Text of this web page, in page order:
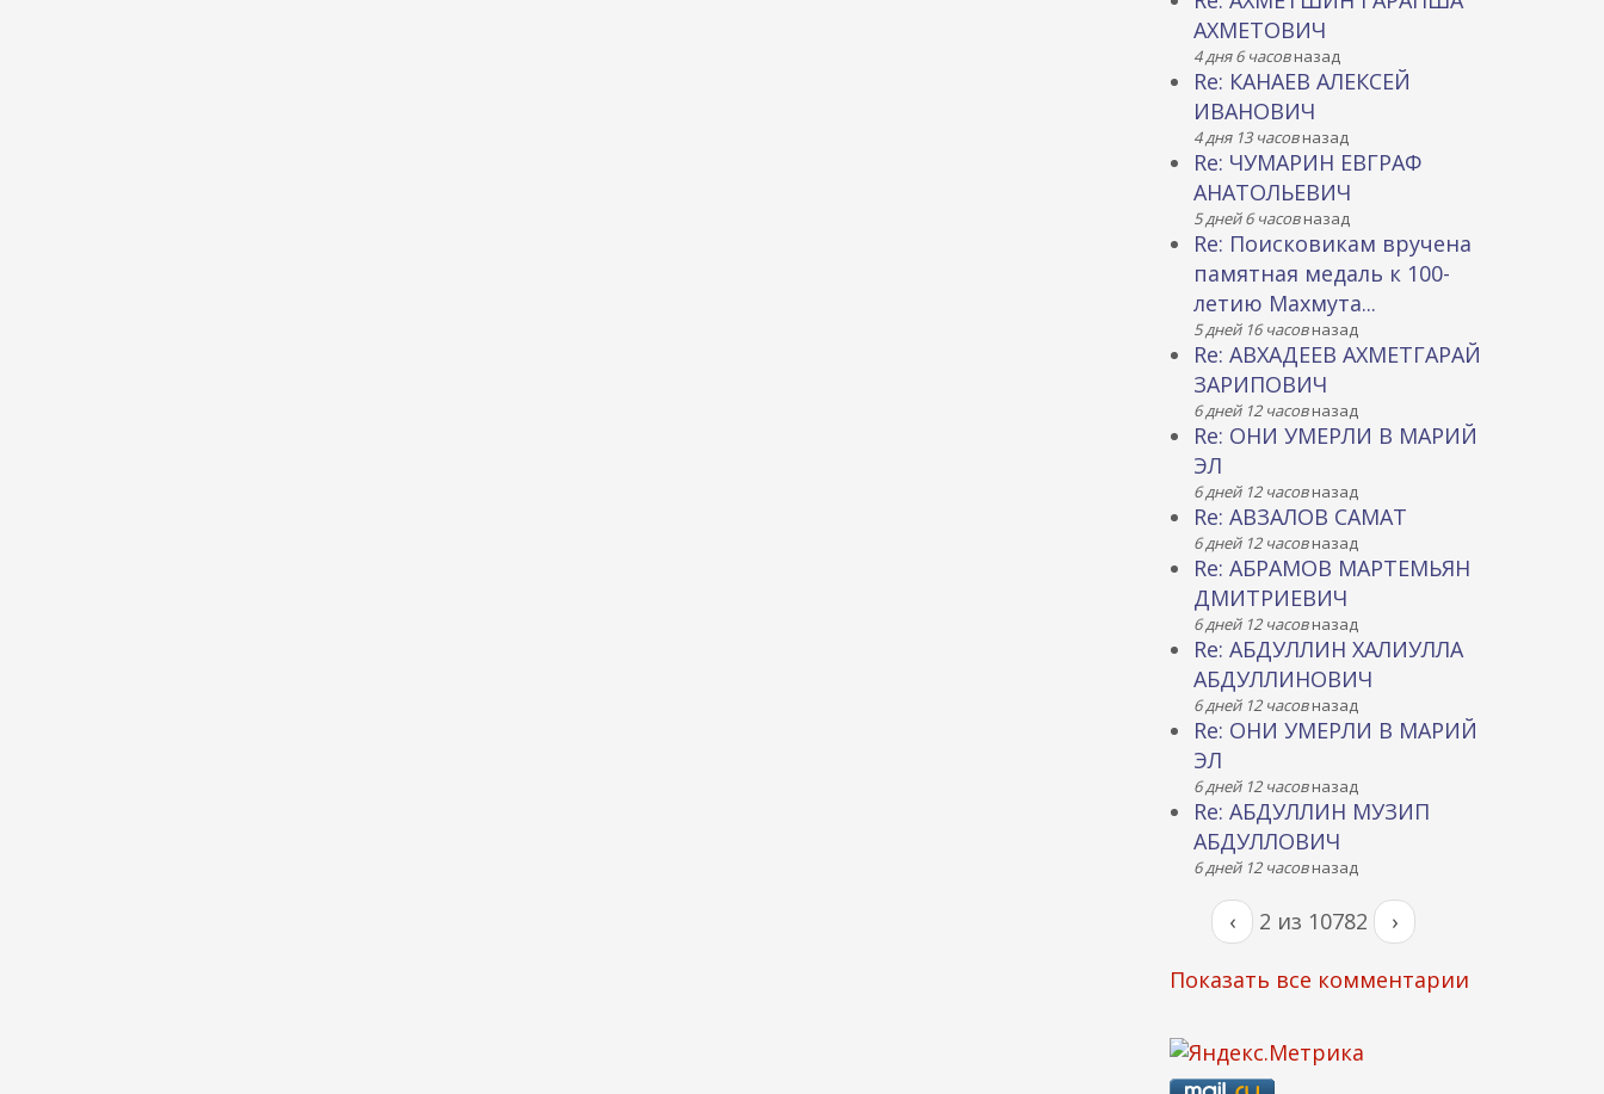
АХМЕТОВИЧ
4 дня 6 часовназад
Re: КАНАЕВ АЛЕКСЕЙ
ИВАНОВИЧ
4 дня 13 часовназад
Re: ЧУМАРИН ЕВГРАФ
АНАТОЛЬЕВИЧ
5 дней 6 часовназад
Re: Поисковикам вручена
памятная медаль к 100-
летию Махмута...
5 дней 16 часовназад
Re: АВХАДЕЕВ АХМЕТГАРАЙ
ЗАРИПОВИЧ
6 дней 12 часовназад
Re: ОНИ УМЕРЛИ В МАРИЙ
ЭЛ
6 дней 12 часовназад
Re: АВЗАЛОВ САМАТ
6 дней 12 часовназад
Re: АБРАМОВ МАРТЕМЬЯН
ДМИТРИЕВИЧ
6 дней 12 часовназад
Re: АБДУЛЛИН ХАЛИУЛЛА
АБДУЛЛИНОВИЧ
6 дней 12 часовназад
Re: ОНИ УМЕРЛИ В МАРИЙ
ЭЛ
6 дней 12 часовназад
Re: АБДУЛЛИН МУЗИП
АБДУЛЛОВИЧ
6 дней 12 часовназад
‹ 2 из 10782 ›
Показать все комментарии